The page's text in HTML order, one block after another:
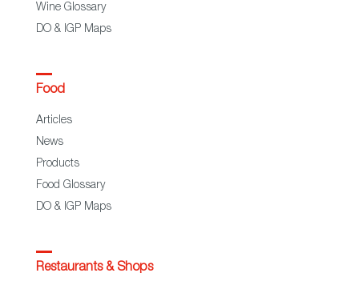
Wine Glossary
DO & IGP Maps
Food
Articles
News
Products
Food Glossary
DO & IGP Maps
Restaurants & Shops